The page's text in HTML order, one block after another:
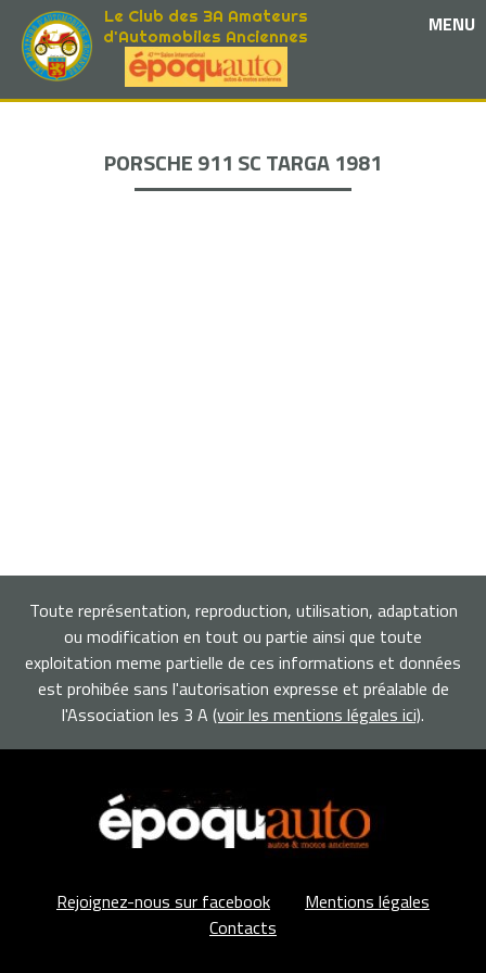
MENU
Le Club des 3A Amateurs
d'Automobiles Anciennes
PORSCHE 911 SC TARGA 1981
Toute représentation, reproduction, utilisation, adaptation
ou modification en tout ou partie ainsi que toute
exploitation meme partielle de ces informations et données
est prohibée sans l'autorisation expresse et préalable de
l'Association les 3 A (voir les mentions légales ici).
Rejoignez-nous sur facebook
Mentions légales
Contacts